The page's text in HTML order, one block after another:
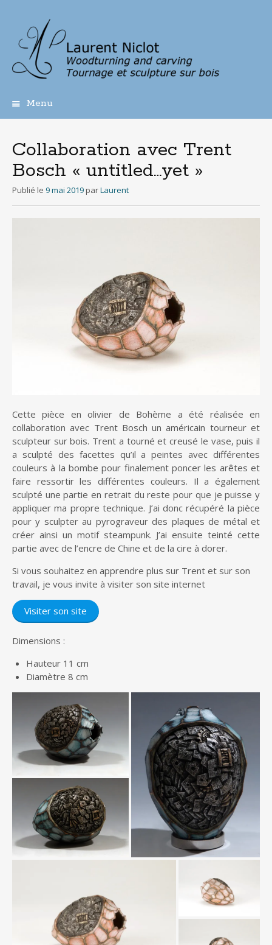
Menu
principal
Collaboration avec Trent
Bosch « untitled…yet »
Publié le 9 mai 2019 parLaurent
Cette pièce en olivier de Bohème a été réalisée en
collaboration avec Trent Bosch un américain tourneur et
sculpteur sur bois. Trent a tourné et creusé le vase, puis il
a sculpté des facettes qu’il a peintes avec différentes
couleurs à la bombe pour finalement poncer les arêtes et
faire ressortir les différentes couleurs. Il a également
sculpté une partie en retrait du reste pour que je puisse y
appliquer ma propre technique. J’ai donc récupéré la pièce
pour y sculpter au pyrograveur des plaques de métal et
créer ainsi un motif steampunk. J’ai ensuite teinté cette
partie avec de l’encre de Chine et de la cire à dorer.
Si vous souhaitez en apprendre plus sur Trent et sur son
travail, je vous invite à visiter son site internet
Visiter son site
Dimensions :
Hauteur 11 cm
Diamètre 8 cm